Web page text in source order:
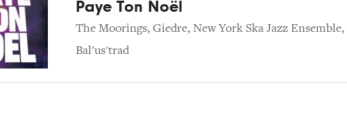
Paye Ton Noël
The Moorings, Giedre, New York Ska Jazz Ensemble,
Bal'us'trad